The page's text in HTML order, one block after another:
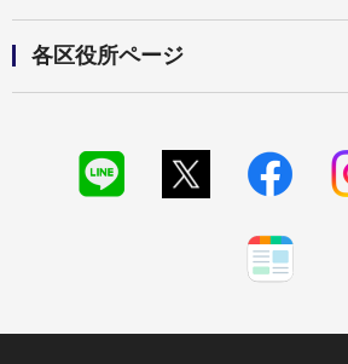
各区役所ページ